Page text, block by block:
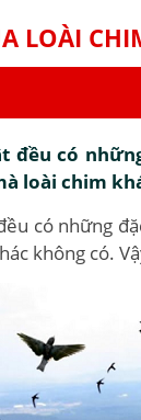
LOÀI
đều có
loài chim
có những
không có.